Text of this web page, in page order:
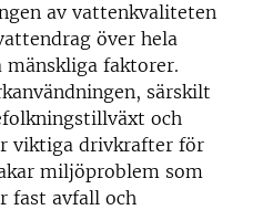
av vattenkvaliteten
över hela
faktorer.
särskilt
och
viktiga drivkrafter för
miljöproblem som
fast avfall och